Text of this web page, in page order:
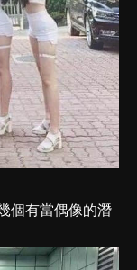
個有當偶像的潛